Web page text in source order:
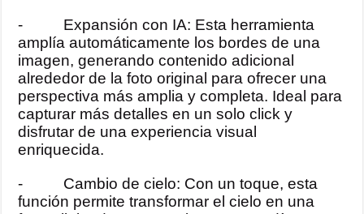
- Expansión con IA: Esta herramienta
amplía automáticamente los bordes de una
imagen, generando contenido adicional
alrededor de la foto original para ofrecer una
perspectiva más amplia y completa. Ideal para
capturar más detalles en un solo click y
disfrutar de una experiencia visual
enriquecida.
- Cambio de cielo: Con un toque, esta
función permite transformar el cielo en una